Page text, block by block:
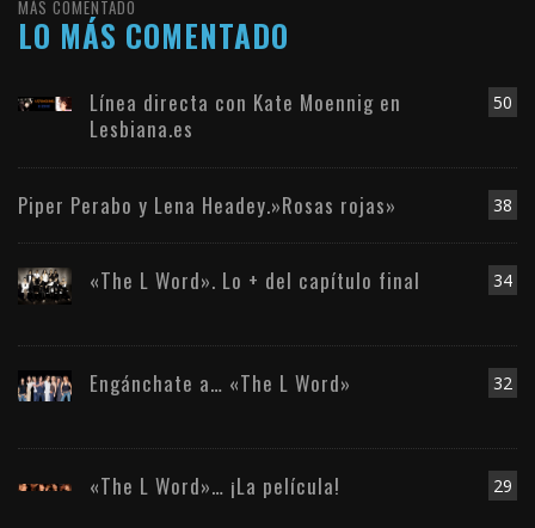
MÁS COMENTADO
LO MÁS COMENTADO
50
Línea directa con Kate Moennig en
Lesbiana.es
38
Piper Perabo y Lena Headey.»Rosas rojas»
34
«The L Word». Lo + del capítulo final
32
Engánchate a… «The L Word»
29
«The L Word»… ¡La película!